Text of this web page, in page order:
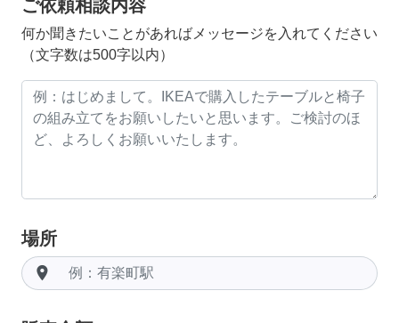
ご依頼相談内容
何か聞きたいことがあればメッセージを入れてください
（文字数は500字以内）
場所
room